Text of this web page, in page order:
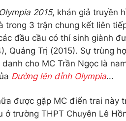
2015, khán giả truyền
trong 3 trận chung kết liên
đầu cầu có thí sinh giành
Quảng Trị (2015). Sự trùng
cho MC Trần Ngọc là
Đường lên đỉnh Olympia...
được gặp MC điển trai này
ở trường THPT Chuyên Lê